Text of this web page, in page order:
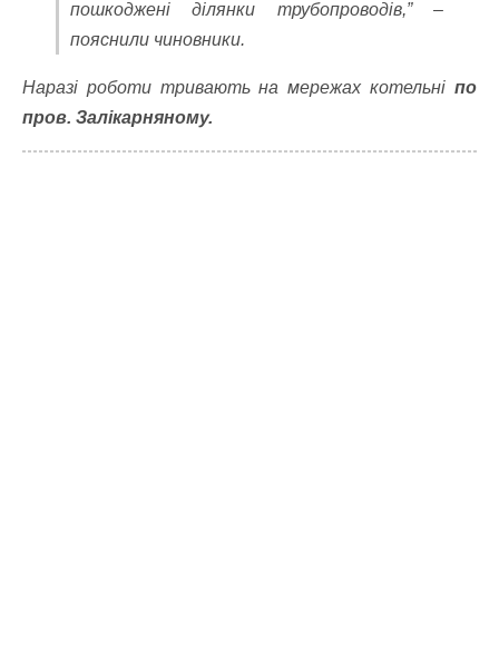
пошкоджені ділянки трубопроводів,” –
пояснили чиновники.
Наразі роботи тривають на мережах котельні по
пров. Залікарняному.